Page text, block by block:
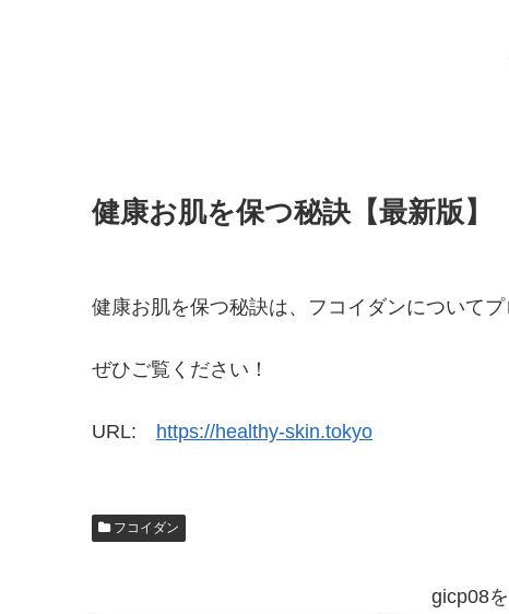
健康お肌を保つ秘訣【最新版】
健康お肌を保つ秘訣は、フコイダンについて
ぜひご覧ください！
URL: https://healthy-skin.tokyo
フコイダン
gicp08